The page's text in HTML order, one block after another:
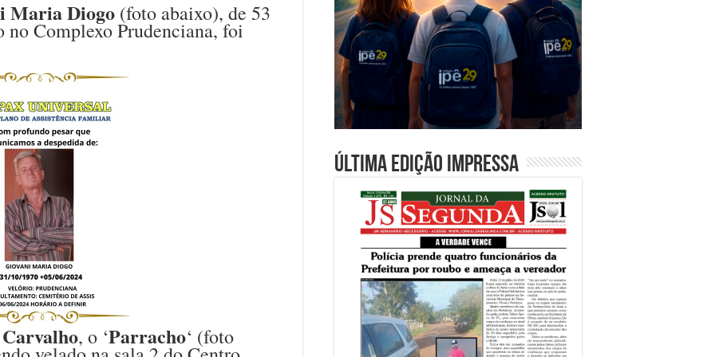
Maria Diogo (foto abaixo), de 53
no Complexo Prudenciana, foi
, o ‘Parracho‘ (foto
Última edição impressa